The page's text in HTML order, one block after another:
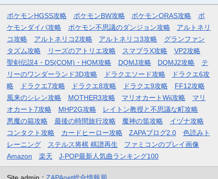
ポケモンHGSS攻略 ポケモンBW攻略 ポケモンORAS攻略
ポ
ケモンダイパ攻略
ポケモン不思議のダンジョン攻略
アルトネリ
コ攻略
アルトネリコ2攻略 アルトネリコ3攻略
グランファン
タズム攻略
リーズのアトリエ攻略 スマブラX攻略
VP2攻略
聖剣伝説4・DS(COM)・HOM攻略
DQMJ攻略 DQMJ2攻略
テ
リーのワンダーランド3D攻略
ドラクエソード攻略
ドラクエ6攻
略
ドラクエ7攻略 ドラクエ8攻略 ドラクエ9攻略
FF12攻略
風来のシレン攻略
MOTHER3攻略 マリオカートWii攻略
マリ
オカート7攻略
MHP2G攻略
レイトン教授と不思議な町攻略
悪魔の箱攻略
最後の時間旅行攻略 魔神の笛攻略
イヅナ攻略
コンタクト攻略
カードヒーロー攻略 ZAPAブログ2.0
色読みト
レーニング
ステルス将棋 棋譜再生
ファミコンのプレイ画像
Amazon
楽天 J-POP最新人気曲ランキング100